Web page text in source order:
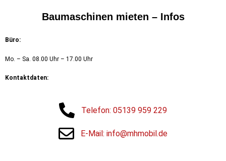
Baumaschinen mieten – Infos
Büro:
Mo. – Sa. 08.00 Uhr – 17.00 Uhr
Kontaktdaten:
Telefon: 05139 959 229
E-Mail: info@mhmobil.de